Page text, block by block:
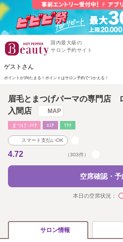
国内最大級の
サロン予約サイト
ゲストさん
ポイントが1%たまる！ ポイントはサロン予約でつかえる！
眉毛とまつげパーマの専門店
入間店
MAP
まつげ･ﾒｲｸ ｴｽﾃ ﾘﾗｸ
スマート支払いOK
4.72 （303件）
空席確認・予
本日の空席状況：
サロン情報